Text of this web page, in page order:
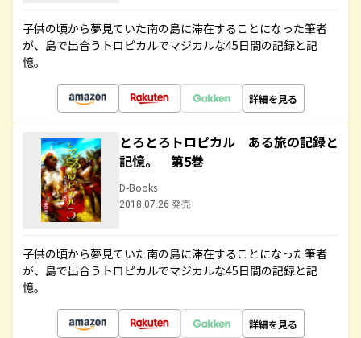
子供の頃から夢見ていた南の島に滞在することになった筆者
が、島で出合うトロピカルでマジカルな45日間の記録と記
憶。
詳細を見る
とろとろトロピカル ある旅の記録と
記憶。 第5巻
D-Books
2018.07.26 発売
子供の頃から夢見ていた南の島に滞在することになった筆者
が、島で出合うトロピカルでマジカルな45日間の記録と記
憶。
詳細を見る